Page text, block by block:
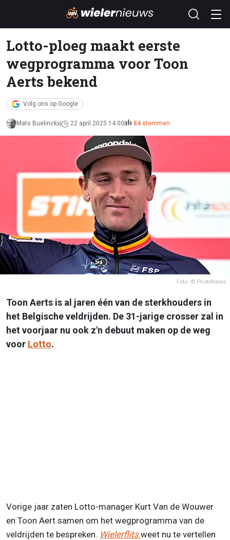
Lotto-ploeg maakt eerste
wegprogramma voor Toon
Aerts bekend
Volg ons op Google
Mats Buelinckx 22 april 2025 14:00 84 stemmen
Foto: © PhotoNews
Toon Aerts is al jaren één van de sterkhouders in
het Belgische veldrijden. De 31-jarige crosser zal in
het voorjaar nu ook z'n debuut maken op de weg
voor Lotto.
Vorige jaar zaten Lotto-manager Kurt Van de Wouwer
en Toon Aert samen om het wegprogramma van de
veldrijden te bespreken. Wielerflitsweet nu te vertellen